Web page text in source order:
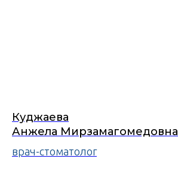
Куджаева
Анжела Мирзамагомедовна
врач-стоматолог